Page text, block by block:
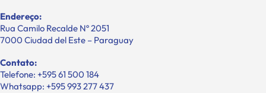
Endereço:
Rua Camilo Recalde Nº 2051
7000 Ciudad del Este – Paraguay
Contato:
Telefone: +595 61 500 184
Whatsapp: +595 993 277 437